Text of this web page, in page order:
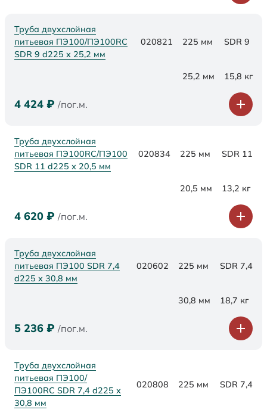
Труба двухслойная
питьевая ПЭ100/ПЭ100RC
SDR 9 d225 х 25,2 мм
020821 225 мм SDR 9
25,2 мм 15,8 кг
4 424 ₽ /пог.м.
Труба двухслойная
питьевая ПЭ100RC/ПЭ100
SDR 11 d225 х 20,5 мм
020834 225 мм SDR 11
20,5 мм 13,2 кг
4 620 ₽ /пог.м.
Труба двухслойная
питьевая ПЭ100 SDR 7,4
d225 х 30,8 мм
020602 225 мм SDR 7,4
30,8 мм 18,7 кг
5 236 ₽ /пог.м.
Труба двухслойная
питьевая ПЭ100/
ПЭ100RC SDR 7,4 d225 х
30,8 мм
020808 225 мм SDR 7,4